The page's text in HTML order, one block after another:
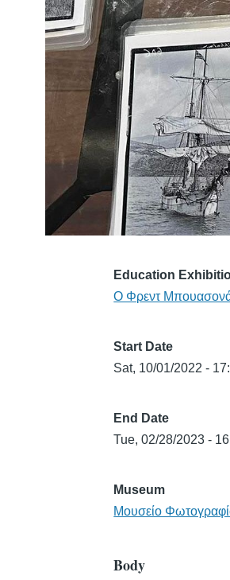
Education
Ο Φρεντ Μπουασονά
Start Date
Sat, 10/01/2022 -
End Date
Tue, 02/28/2023 -
Museum
Μουσείο
Body